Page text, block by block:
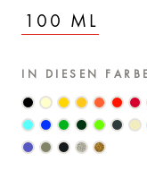
100 ML
IN DIESEN